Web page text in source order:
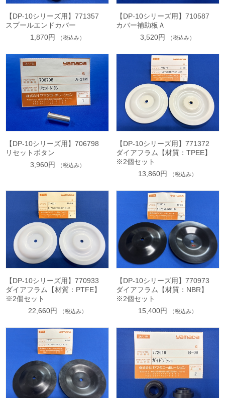
【DP-10シリーズ用】771357
スプールエンドカバー
1,870円
（税込み）
【DP-10シリーズ用】710587
カバー補助板Ａ
3,520円
（税込み）
【DP-10シリーズ用】706798
リセットボタン
3,960円
（税込み）
【DP-10シリーズ用】771372
ダイアフラム【材質：TPEE】
※2個セット
13,860円
（税込み）
【DP-10シリーズ用】770933
ダイアフラム【材質：PTFE】
※2個セット
22,660円
（税込み）
【DP-10シリーズ用】770973
ダイアフラム【材質：NBR】
※2個セット
15,400円
（税込み）